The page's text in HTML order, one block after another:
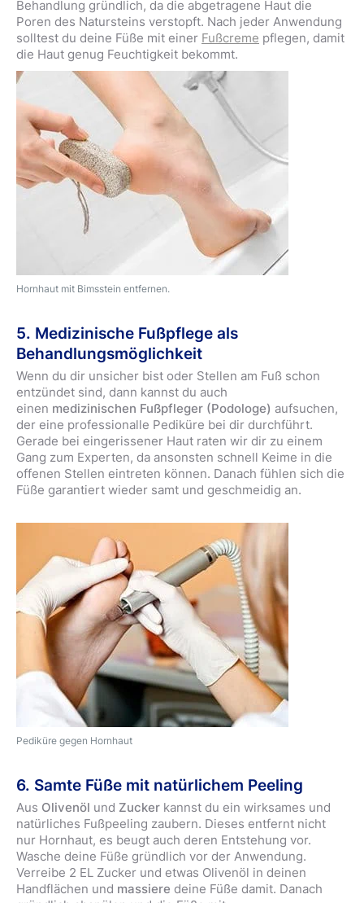
Hornhaut mit Bimsstein entfernen.
Behandlung gründlich, da die abgetragene Haut die
Poren des Natursteins verstopft. Nach jeder Anwendung
solltest du deine Füße mit einer Fußcreme pflegen, damit
die Haut genug Feuchtigkeit bekommt.
5. Medizinische Fußpflege als
Behandlungsmöglichkeit
Pediküre gegen Hornhaut
Wenn du dir unsicher bist oder Stellen am Fuß schon
entzündet sind, dann kannst du auch
einen medizinischen Fußpfleger (Podologe) aufsuchen,
der eine professionalle Pediküre bei dir durchführt.
Gerade bei eingerissener Haut raten wir dir zu einem
Gang zum Experten, da ansonsten schnell Keime in die
offenen Stellen eintreten können. Danach fühlen sich die
Füße garantiert wieder samt und geschmeidig an.
6. Samte Füße mit natürlichem Peeling
Aus Olivenöl und Zucker kannst du ein wirksames und
natürliches Fußpeeling zaubern. Dieses entfernt nicht
nur Hornhaut, es beugt auch deren Entstehung vor.
Wasche deine Füße gründlich vor der Anwendung.
Verreibe 2 EL Zucker und etwas Olivenöl in deinen
Handflächen und massiere deine Füße damit. Danach